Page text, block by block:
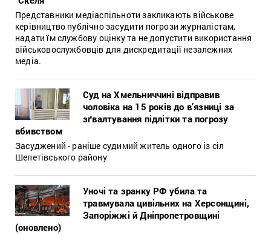
Представники медіаспільноти закликають військове
керівництво публічно засудити погрози журналістам,
надати їм службову оцінку та не допустити використання
військовослужбовців для дискредитації незалежних
медіа.
Суд на Хмельниччині відправив
чоловіка на 15 років до в’язниці за
зґвалтування підлітки та погрозу
вбивством
Засуджений - раніше судимий житель одного із сіл
Шепетівського району
Уночі та зранку РФ убила та
травмувала цивільних на Херсонщині,
Запоріжжі й Дніпропетровщині
(оновлено)